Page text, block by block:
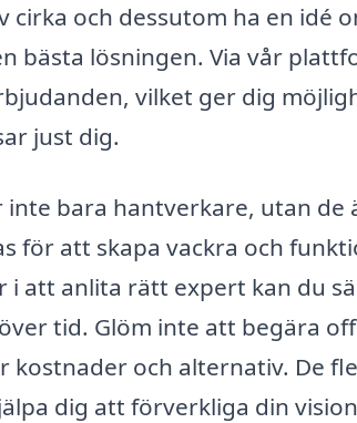
cirka och dessutom ha en idé
bästa lösningen. Via vår
vilket ger dig
just dig.
inte bara hantverkare, utan
för att skapa vackra och
i att anlita rätt expert kan du
tid. Glöm inte att begära
kostnader och alternativ. De
dig att förverkliga din